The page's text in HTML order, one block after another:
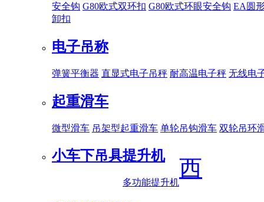
安全钩 G80欧式双环扣 G80欧式环眼安全钩 EA圆
卸扣
电子吊称
弹簧平衡器 直显式电子吊秤 耐高温电子秤 无线电
起重滑车
微型滑车 吊架型起重滑车 单轮吊钩滑车 双轮吊环
小车下吊具提升机
多功能提升机
西